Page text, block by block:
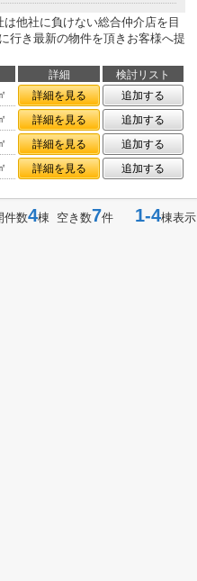
他社に負けない総合仲介店を目
行き最新の物件を頂きお客様へ提
詳細
検討リスト
詳細を見る
追加する
詳細を見る
追加する
詳細を見る
追加する
詳細を見る 追加する
件数4棟 空き数7件 1-4棟表示